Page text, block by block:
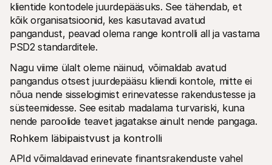
klientide kontodele juurdepääsuks. See tähendab, et
kõik organisatsioonid, kes kasutavad avatud
pangandust, peavad olema range kontrolli all ja vastama
PSD2 standarditele.
Nagu viime ülalt oleme näinud, võimaldab avatud
pangandus otsest juurdepääsu kliendi kontole, mitte ei
nõua nende sisselogimist erinevatesse rakendustesse ja
süsteemidesse. See esitab madalama turvariski, kuna
nende paroolide teavet jagatakse ainult nende pangaga.
Rohkem läbipaistvust ja kontrolli
APId võimaldavad erinevate finantsrakenduste vahel